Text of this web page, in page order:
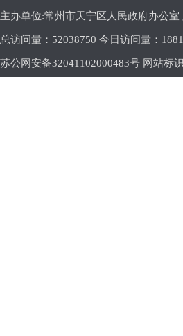
主办单位:常州市天宁区人民政府办公室
总访问量： 52038750 今日访问量：
苏公网安备32041102000483号 网站标